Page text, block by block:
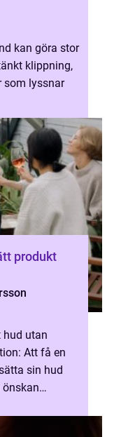
kan göra stor
klippning,
som lyssnar
produkt
hud utan
Att få en
sin hud